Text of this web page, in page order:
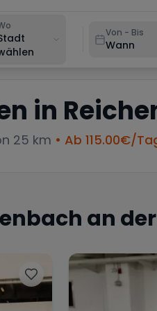
Von - Bis
Wann
in
25 km • Ab 115.00€/
an